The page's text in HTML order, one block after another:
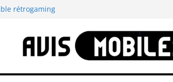
rétrogaming
compact